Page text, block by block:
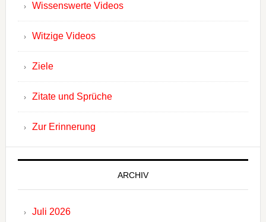
Wissenswerte Videos
Witzige Videos
Ziele
Zitate und Sprüche
Zur Erinnerung
ARCHIV
Juli 2026